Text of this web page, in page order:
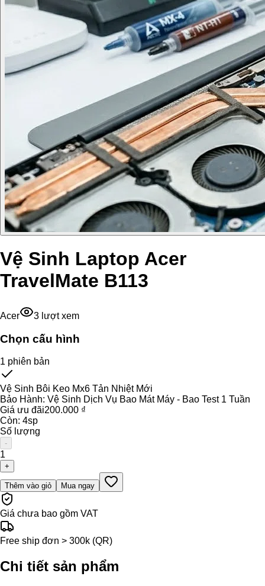
Vệ Sinh Laptop Acer
TravelMate B113
Acer 3 lượt xem
Chọn cấu hình
1 phiên bản
Vệ Sinh Bôi Keo Mx6 Tản Nhiệt Mới
Bảo Hành: Vệ Sinh Dịch Vụ Bao Mát Máy - Bao Test 1 Tuần
Giá ưu đãi200.000 ₫
Còn: 4sp
Số lượng
-
1
+
Thêm vào giỏ Mua ngay
Giá chưa bao gồm VAT
Free ship đơn > 300k (QR)
Chi tiết sản phẩm